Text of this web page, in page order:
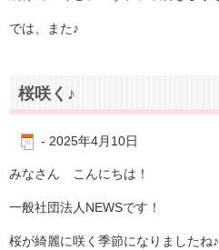
では、また♪
桜咲く♪
- 2025年4月10日
みなさん こんにちは！
一般社団法人NEWSです！
桜が綺麗に咲く季節になりましたね♪